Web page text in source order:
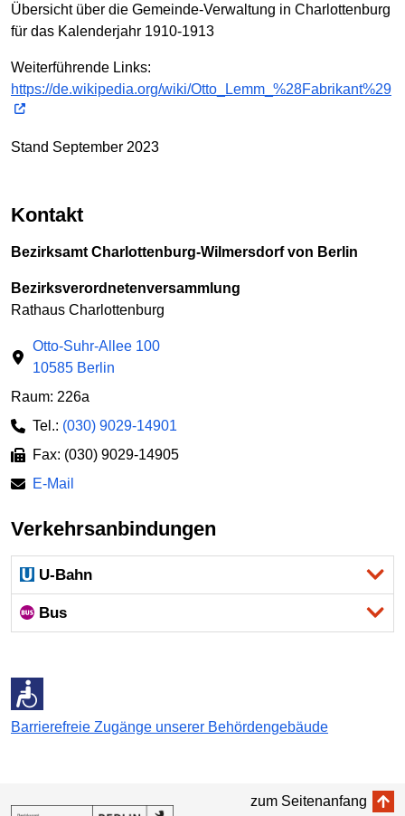
Übersicht über die Gemeinde-Verwaltung in Charlottenburg
für das Kalenderjahr 1910-1913
Weiterführende Links:
https://de.wikipedia.org/wiki/Otto_Lemm_%28Fabrikant%29
Stand September 2023
Kontakt
Bezirksamt Charlottenburg-Wilmersdorf von Berlin
Bezirksverordnetenversammlung
Rathaus Charlottenburg
Otto-Suhr-Allee 100
10585 Berlin
Raum: 226a
Tel.: (030) 9029-14901
Fax: (030) 9029-14905
E-Mail
Verkehrsanbindungen
U-Bahn
Bus
Barrierefreie Zugänge unserer Behördengebäude
zum Seitenanfang